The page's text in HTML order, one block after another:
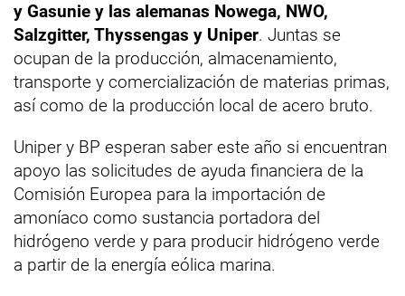
y Gasunie y las alemanas Nowega, NWO,
Salzgitter, Thyssengas y Uniper. Juntas se
ocupan de la producción, almacenamiento,
transporte y comercialización de materias primas,
así como de la producción local de acero bruto.
Uniper y BP esperan saber este año si encuentran
apoyo las solicitudes de ayuda financiera de la
Comisión Europea para la importación de
amoníaco como sustancia portadora del
hidrógeno verde y para producir hidrógeno verde
a partir de la energía eólica marina.